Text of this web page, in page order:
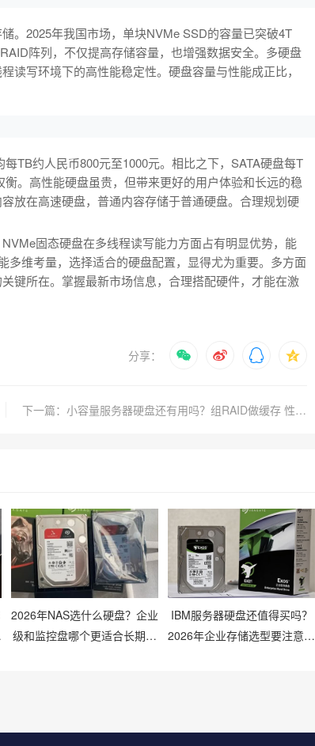
。2025年我国市场，单块NVMe SSD的容量已突破4T
阵列，不仅提高存储容量，也增强数据安全。多硬盘
读写环境下的高性能稳定性。硬盘容量与性能成正比，
TB约人民币800元至1000元。相比之下，SATA硬盘每T
。高性能硬盘虽贵，但带来更好的用户体验和长远的稳
放在高速硬盘，普通内容存储于普通硬盘。合理规划硬
固态硬盘在多线程读写能力方面占有明显优势，能
维考量，选择适合的硬盘配置，显得尤为重要。多方面
键所在。掌握最新市场信息，合理搭配硬件，才能在激
分享：
下一篇：小容量服务器硬盘还有用吗？组RAID做缓存 性能翻倍不浪费
2026年NAS选什么硬盘？企业
级和监控盘哪个更适合长期存
IBM服务器硬盘还值得买吗？
2026年企业存储选型要注意什